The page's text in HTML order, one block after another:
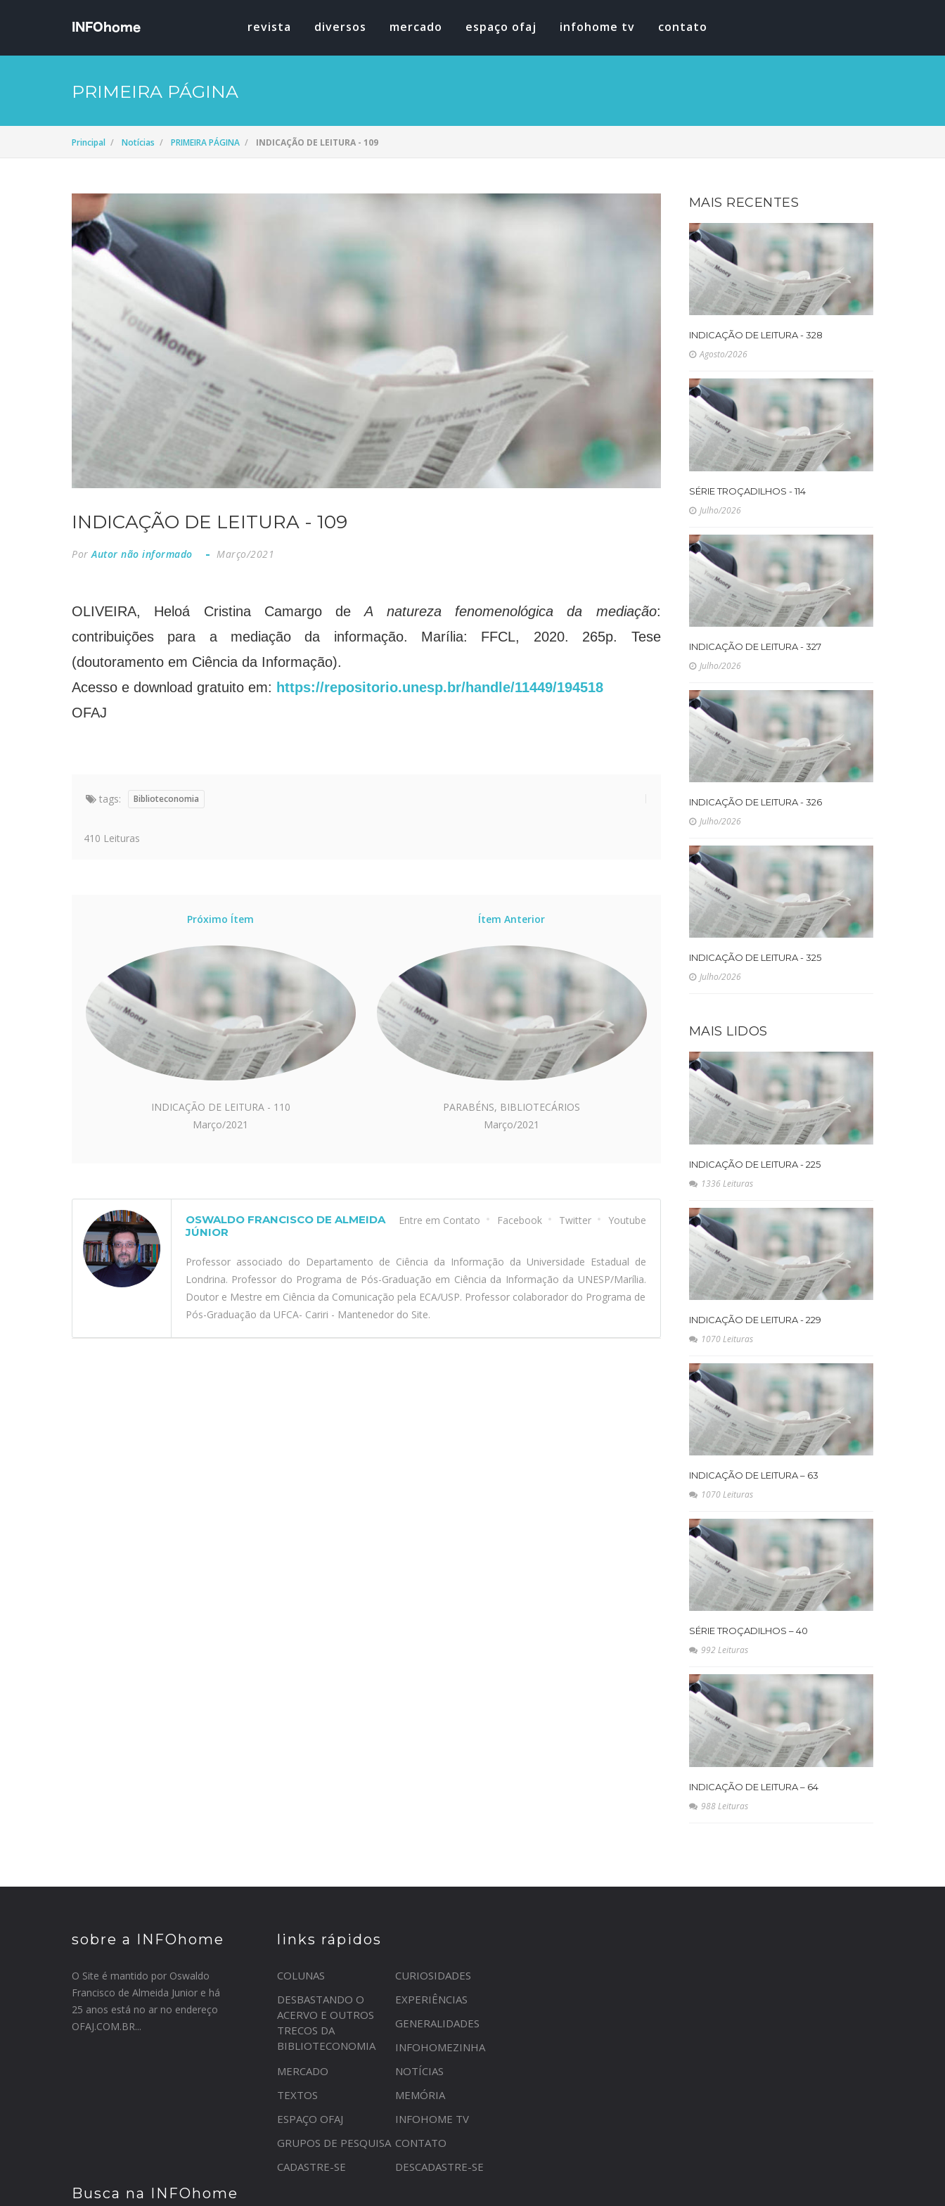
revista diversos mercado espaço ofaj infohome tv contato
PRIMEIRA PÁGINA
Principal Notícias PRIMEIRA PÁGINA INDICAÇÃO DE LEITURA - 109
INDICAÇÃO DE LEITURA - 109
Por Autor não informado Março/2021
OLIVEIRA, Heloá Cristina Camargo deA natureza fenomenológica da mediação:
contribuições para a mediação da informação. Marília: FFCL, 2020. 265p. Tese
(doutoramento em Ciência da Informação).
Acesso e download gratuito em: https://repositorio.unesp.br/handle/11449/194518
OFAJ
tags: Biblioteconomia
410 Leituras
Próximo Ítem
INDICAÇÃO DE LEITURA - 110
Março/2021
Ítem Anterior
PARABÉNS, BIBLIOTECÁRIOS
Março/2021
Entre em Contato Facebook Twitter Youtube
OSWALDO FRANCISCO DE ALMEIDA
JÚNIOR
Professor associado do Departamento de Ciência da Informação da Universidade Estadual de
Londrina. Professor do Programa de Pós-Graduação em Ciência da Informação da UNESP/Marília.
Doutor e Mestre em Ciência da Comunicação pela ECA/USP. Professor colaborador do Programa de
Pós-Graduação da UFCA- Cariri - Mantenedor do Site.
MAIS RECENTES
INDICAÇÃO DE LEITURA - 328
Agosto/2026
SÉRIE TROÇADILHOS - 114
Julho/2026
INDICAÇÃO DE LEITURA - 327
Julho/2026
INDICAÇÃO DE LEITURA - 326
Julho/2026
INDICAÇÃO DE LEITURA - 325
Julho/2026
MAIS LIDOS
INDICAÇÃO DE LEITURA - 225
1336 Leituras
INDICAÇÃO DE LEITURA - 229
1070 Leituras
INDICAÇÃO DE LEITURA – 63
1070 Leituras
SÉRIE TROÇADILHOS – 40
992 Leituras
INDICAÇÃO DE LEITURA – 64
988 Leituras
sobre a INFOhome
O Site é mantido por Oswaldo
Francisco de Almeida Junior e há
25 anos está no ar no endereço
OFAJ.COM.BR...
links rápidos
COLUNAS
CURIOSIDADES
DESBASTANDO O
ACERVO E OUTROS
TRECOS DA
BIBLIOTECONOMIA
EXPERIÊNCIAS
GENERALIDADES
INFOHOMEZINHA
MERCADO
NOTÍCIAS
TEXTOS
MEMÓRIA
ESPAÇO OFAJ
INFOHOME TV
GRUPOS DE PESQUISA CONTATO
CADASTRE-SE
DESCADASTRE-SE
Busca na INFOhome